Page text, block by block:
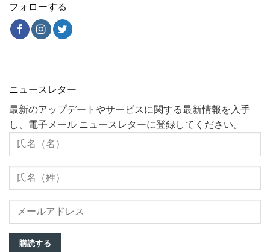
フォローする
ニュースレター
最新のアップデートやサービスに関する最新情報を入手
し、電子メール ニュースレターに登録してください。
購読する